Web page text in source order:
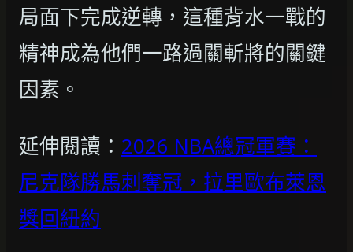
局面下完成逆轉，這種背水一戰的
精神成為他們一路過關斬將的關鍵
因素。
延伸閱讀： 2026 NBA總冠軍賽：
尼克隊勝馬刺奪冠，拉里歐布萊恩
獎回紐約